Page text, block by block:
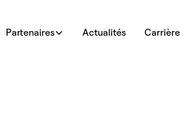
Partenaires Actualités Carrière